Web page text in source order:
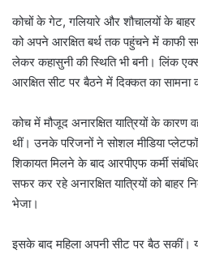
कोचों के गेट, गलियारे और शौचालयों के
को अपने आरक्षित बर्थ तक पहुंचने में काफी
लेकर कहासुनी की स्थिति भी बनी। लिंक
आरक्षित सीट पर बैठने में दिक्कत का सामना
कोच में मौजूद अनारक्षित यात्रियों के कारण
थीं। उनके परिजनों ने सोशल मीडिया
शिकायत मिलने के बाद आरपीएफ कर्मी
सफर कर रहे अनारक्षित यात्रियों को बाहर
भेजा।
इसके बाद महिला अपनी सीट पर बैठ सकीं।